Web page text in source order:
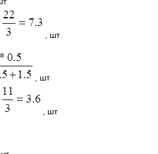
, шт
, шт
, шт